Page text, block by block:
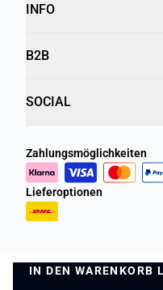
IN DEN WARENKORB
IN DEN
INFO
B2B
SOCIAL
Zahlungsmöglichkeiten
Lieferoptionen